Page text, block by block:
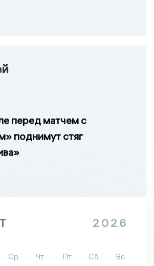
перед матчем с
поднимут стяг
2026
Ср Чт Пт Сб
Вс